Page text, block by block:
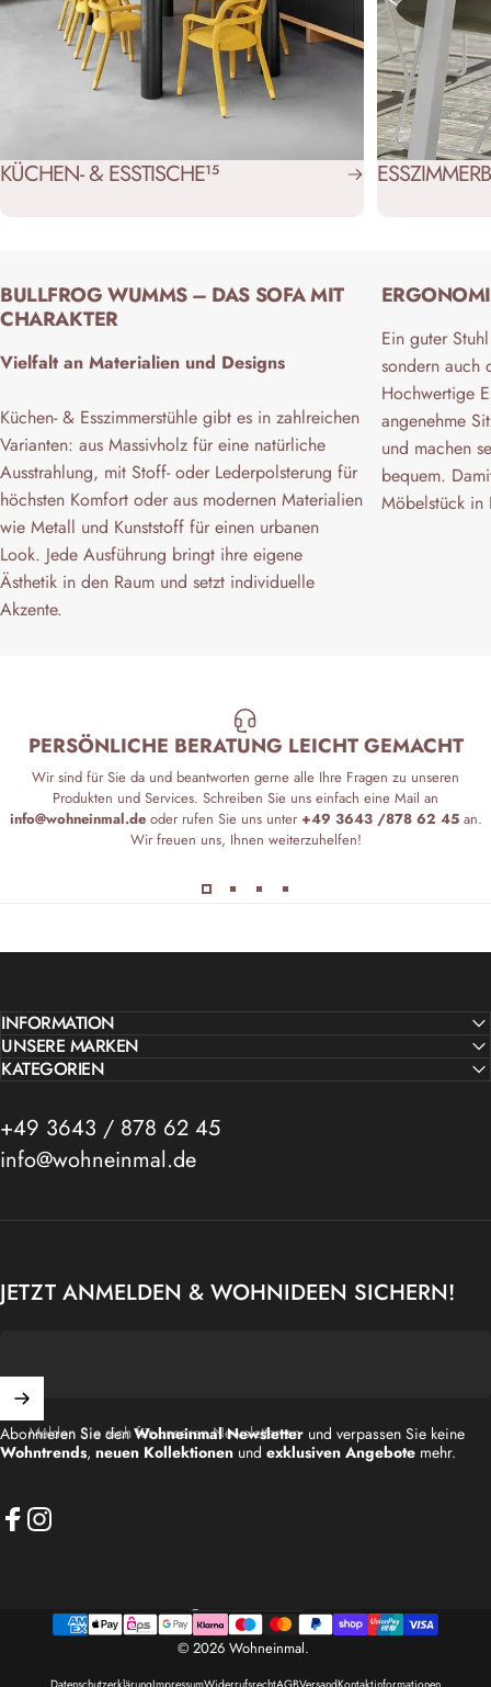
KÜCHEN- & ESSTISCHE15
BULLFROG WUMMS – DAS SOFA MIT
CHARAKTER
Vielfalt an Materialien und Designs
Küchen- & Esszimmerstühle gibt es in zahlreichen
Varianten: aus Massivholz für eine natürliche
Ausstrahlung, mit Stoff- oder Lederpolsterung für
höchsten Komfort oder aus modernen Materialien
wie Metall und Kunststoff für einen urbanen
Look. Jede Ausführung bringt ihre eigene
Ästhetik in den Raum und setzt individuelle
Akzente.
Ein guter
sondern auch
Hochwertige
angenehme
und machen
bequem.
Möbelstück in
PERSÖNLICHE BERATUNG LEICHT GEMACHT
Wir sind für Sie da und beantworten gerne alle Ihre Fragen zu unseren
Produkten und Services. Schreiben Sie uns einfach eine Mail an
info@wohneinmal.deoder rufen Sie uns unter+49 3643 /878 62 45an.
Wir freuen uns, Ihnen weiterzuhelfen!
INFORMATION
UNSERE MARKEN
KATEGORIEN
+49 3643 / 878 62 45
info@wohneinmal.de
JETZT ANMELDEN & WOHNIDEEN SICHERN!
Melden Sie sich für unseren Newsletter an
Abonnieren Sie denWohneinmal Newsletter und verpassen Sie keine
Wohntrends, neuen Kollektionen und exklusiven Angebote mehr.
© 2026 Wohneinmal.
Land/Region